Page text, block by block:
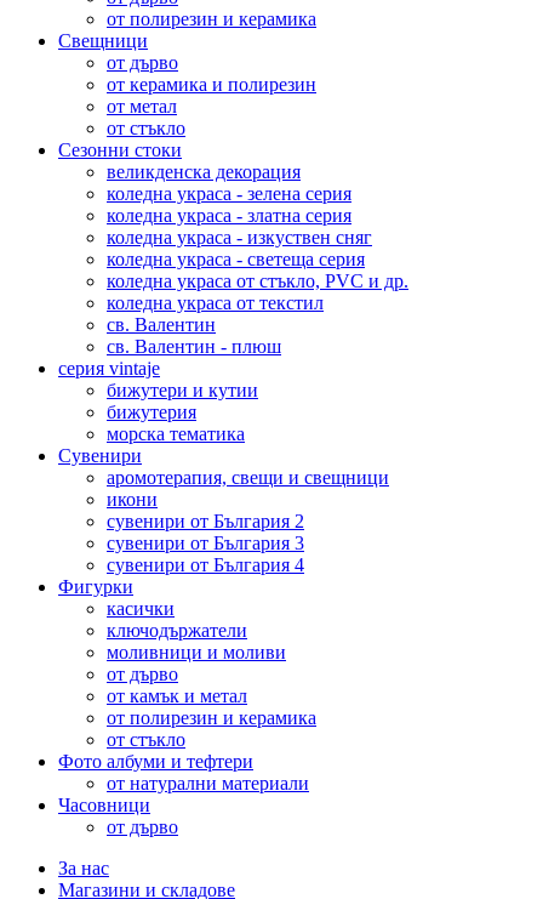
от полирезин и керамика
Свещници
от дърво
от керамика и полирезин
от метал
от стъкло
Сезонни стоки
великденска декорация
коледна украса - зелена серия
коледна украса - златна серия
коледна украса - изкуствен сняг
коледна украса - светеща серия
коледна украса от стъкло, PVC и др.
коледна украса от текстил
св. Валентин
св. Валентин - плюш
серия vintaje
бижутери и кутии
бижутерия
морска тематика
Сувенири
аромотерапия, свещи и свещници
икони
сувенири от България 2
сувенири от България 3
сувенири от България 4
Фигурки
касички
ключодържатели
моливници и моливи
от дърво
от камък и метал
от полирезин и керамика
от стъкло
Фото албуми и тефтери
от натурални материали
Часовници
от дърво
За нас
Магазини и складове